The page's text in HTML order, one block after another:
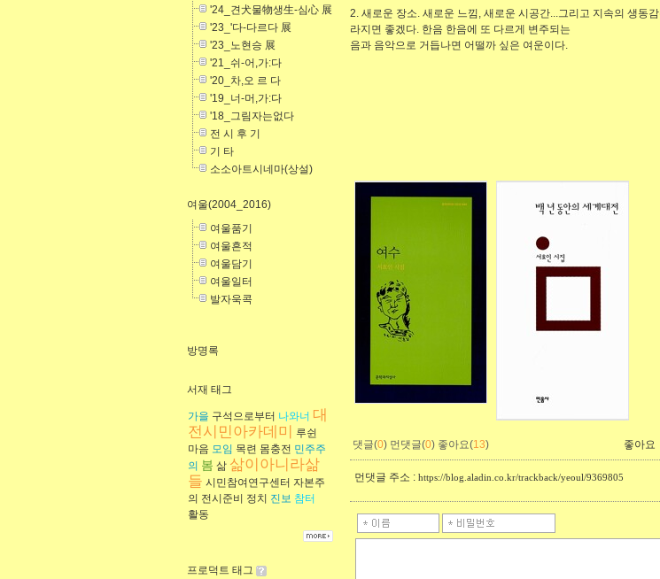
'24_견犬물物생生-심心 展
'23_'다-다르다 展
'23_노현승 展
'21_쉬-어,가:다
'20_차,오 르 다
'19_너-머,가:다
'18_그림자는없다
전 시 후 기
기 타
소소아트시네마(상설)
여울(2004_2016)
여울품기
여울흔적
여울담기
여울일터
발자욱콕
방명록
서재 태그
가을 구석으로부터 나와너 대
전시민아카데미 루쉰
마음 모임 목련 몸충전 민주주
의 봄 삶 삶이아니라삶
들 시민참여연구센터 자본주
의 전시준비 정치 진보 참터
활동
프로덕트 태그
2. 새로운 장소. 새로운 느낌, 새로운 시공간...그리고 지속의 생동
라지면 좋겠다. 한음 한음에 또 다르게 변주되는
음과 음악으로 거듭나면 어떨까 싶은 여운이다.
댓글(0) 먼댓글(0) 좋아요(13) 좋아요
먼댓글 주소 : https://blog.aladin.co.kr/trackback/yeoul/9369805